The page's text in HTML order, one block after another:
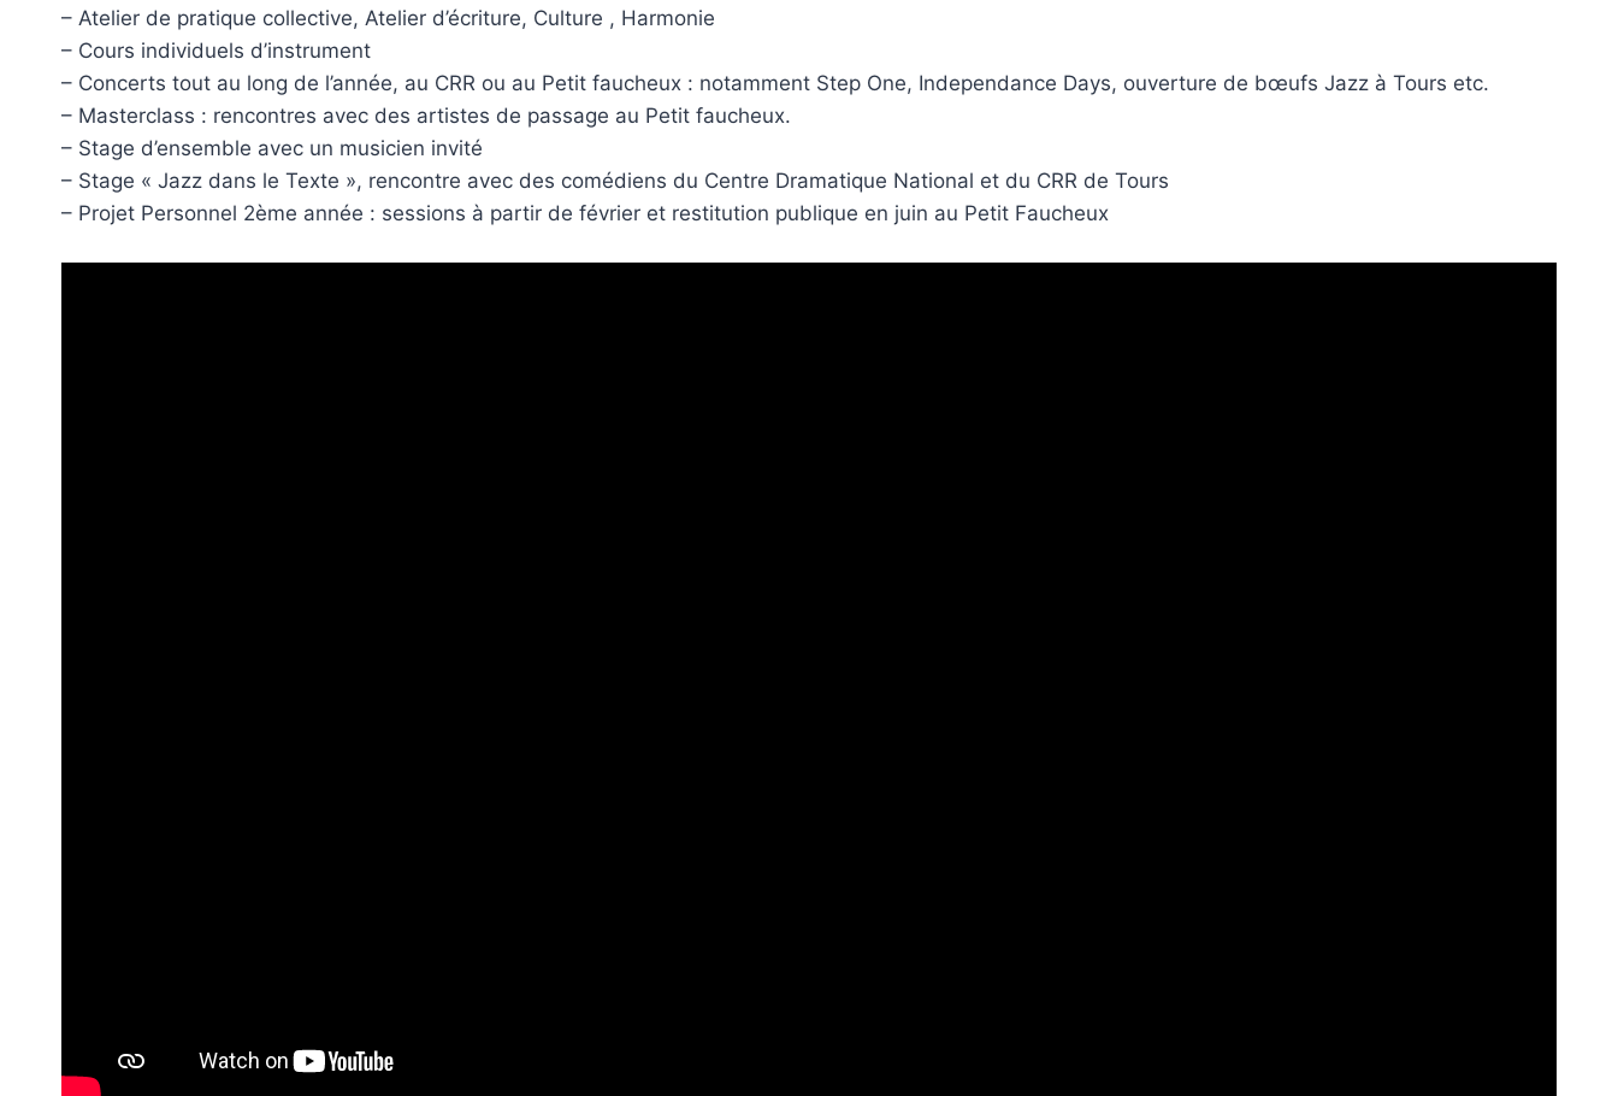
– Atelier de pratique collective, Atelier d’écriture, Culture , Harmonie
– Cours individuels d’instrument
– Concerts tout au long de l’année, au CRR ou au Petit faucheux : notamment Step One, Independance Days, ouverture de bœufs Jazz à Tours etc.
– Masterclass : rencontres avec des artistes de passage au Petit faucheux.
– Stage d’ensemble avec un musicien invité
– Stage « Jazz dans le Texte », rencontre avec des comédiens du Centre Dramatique National et du CRR de Tours
– Projet Personnel 2ème année : sessions à partir de février et restitution publique en juin au Petit Faucheux